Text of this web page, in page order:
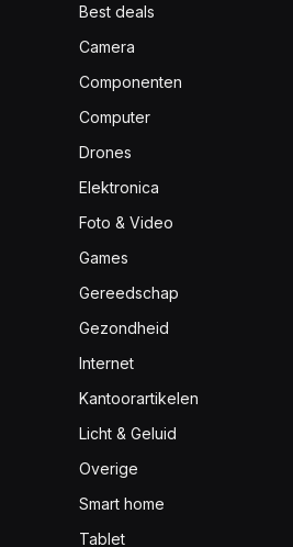
Best deals
Camera
Componenten
Computer
Drones
Elektronica
Foto & Video
Games
Gereedschap
Gezondheid
Internet
Kantoorartikelen
Licht & Geluid
Overige
Smart home
Tablet